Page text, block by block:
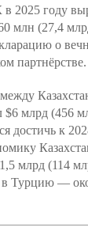
2025 году
млн (27,4
о
партнёрстве.
$6 млрд (456
достичь к
млрд (114
в Турцию —